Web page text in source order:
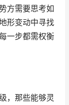
方需要思考如
形变动中寻找
一步都需权衡
，那些能够灵